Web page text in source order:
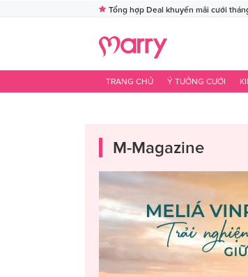
Tổng hợp Deal khuyến mãi cưới
TRANG CHỦ Ý TƯỞNG CƯỚI
M-Magazine